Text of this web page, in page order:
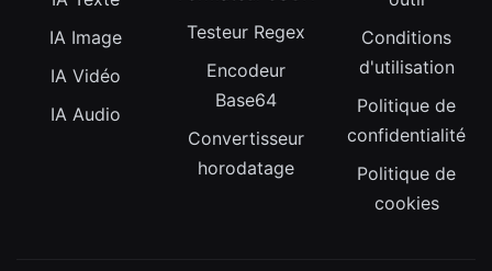
IA Image
IA Vidéo
IA Audio
Testeur Regex
Encodeur
Base64
Convertisseur
horodatage
Conditions
d'utilisation
Politique de
confidentialité
Politique de
cookies